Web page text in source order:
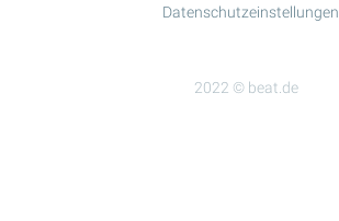
2022 © beat.de
Datenschutzeinstellungen